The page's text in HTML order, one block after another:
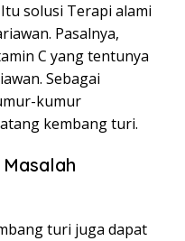
solusi Terapi alami
Pasalnya,
C yang tentunya
Sebagai
kumur
kembang turi.
turi juga dapat